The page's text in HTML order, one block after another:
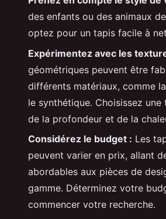
des enfants ou des animaux
optez pour un tapis facile à
Expérimentez avec les
géométriques peuvent être
différents matériaux, comme
le synthétique. Choisissez
de la profondeur et de la
Considérez le budget : Les
peuvent varier en prix, allant
abordables aux pièces de
gamme. Déterminez votre
commencer votre recherche.